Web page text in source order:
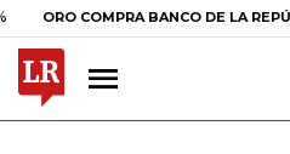
COMPRA BANCO DE LA REPÚBLICA